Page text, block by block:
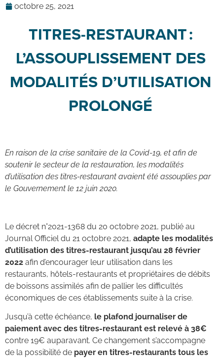
octobre 25, 2021
TITRES-RESTAURANT :
L’ASSOUPLISSEMENT DES
MODALITÉS D’UTILISATION
PROLONGÉ
En raison de la crise sanitaire de la Covid-19, et afin de
soutenir le secteur de la restauration, les modalités
d’utilisation des titres-restaurant avaient été assouplies par
le Gouvernement le 12 juin 2020.
Le décret n°2021-1368 du 20 octobre 2021, publié au
Journal Officiel du 21 octobre 2021, adapte les modalités
d’utilisation des titres-restaurant jusqu’au 28 février
2022 afin d’encourager leur utilisation dans les
restaurants, hôtels-restaurants et propriétaires de débits
de boissons assimilés afin de pallier les difficultés
économiques de ces établissements suite à la crise.
Jusqu’à cette échéance, le plafond journaliser de
paiement avec des titres-restaurant est relevé à 38€
contre 19€ auparavant. Ce changement s’accompagne
de la possibilité de payer en titres-restaurants tous les